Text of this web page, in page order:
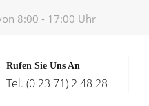
8:00 - 17:00 Uhr
Rufen Sie Uns An
Tel. (0 23 71) 2 48 28